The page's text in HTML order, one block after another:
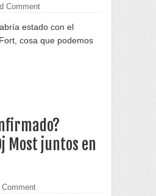
Comment
estado con el
cosa que podemos
Most juntos en
Comment